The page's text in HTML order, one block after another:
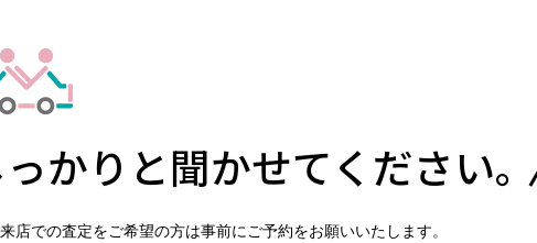
っかりと聞かせてください。
での査定をご希望の方は事前にご予約をお願いいたします。